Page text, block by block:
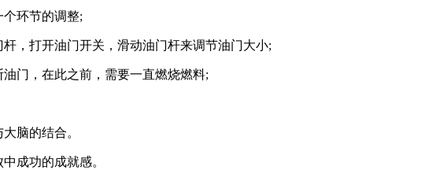
环节的调整;
，打开油门开关，滑动油门杆来调节油门大小;
门，在此之前，需要一直燃烧燃料;
脑的结合。
成功的成就感。